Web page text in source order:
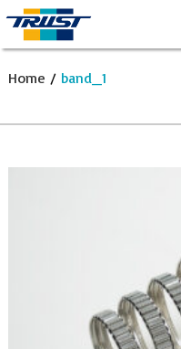
Home / band_1